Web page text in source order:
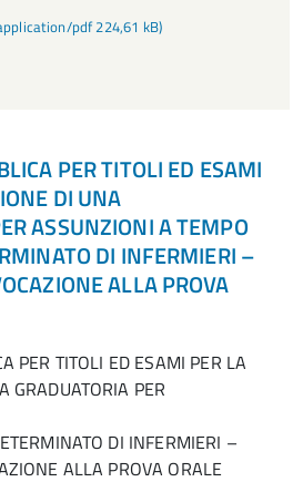
pdf 224,61 kB)
PER TITOLI ED ESAMI
DI UNA
ASSUNZIONI A TEMPO
DI INFERMIERI –
ALLA PROVA
PER TITOLI ED ESAMI PER LA
GRADUATORIA PER
DI INFERMIERI –
ALLA PROVA ORALE